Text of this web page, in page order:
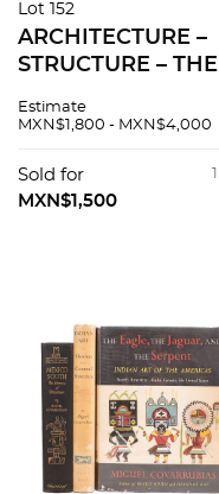
Lot 152
ARCHITECTURE –
STRUCTURE – THE
HOUSE DESIGN –
PIEZAS: 10.
Estimate
MXN$1,800 - MXN$4,000
Sold for
MXN$1,500